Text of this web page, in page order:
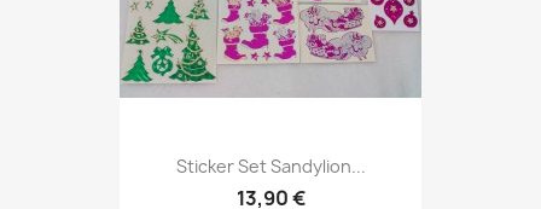
Sticker Set Sandylion...
13,90 €